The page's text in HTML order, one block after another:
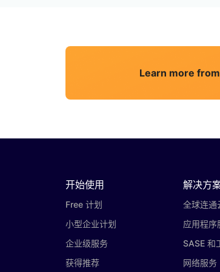
Learn more
开始使用
Free 计划
小型企业计划
企业级服务
获得推荐
解决方
全球连通
应用程序
SASE 和
网络服务